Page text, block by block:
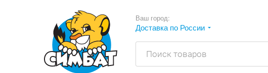
Ваш город:
Доставка по России